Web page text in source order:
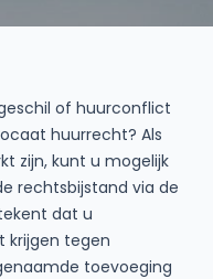
of huurconflict
huurrecht? Als
zijn, kunt u mogelijk
rechtsbijstand via de
dat u
krijgen tegen
toevoeging